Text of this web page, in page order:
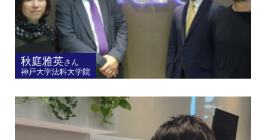
秋庭雅英さん
神戸大学法科大学院